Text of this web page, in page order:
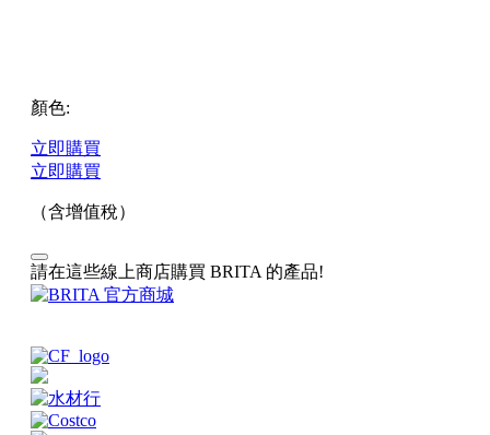
顏色:
立即購買
立即購買
（含增值稅）
請在這些線上商店購買 BRITA 的產品!